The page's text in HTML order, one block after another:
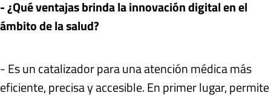
- ¿Qué ventajas brinda la innovación digital en el
ámbito de la salud?
- Es un catalizador para una atención médica más
eficiente, precisa y accesible. En primer lugar, permite